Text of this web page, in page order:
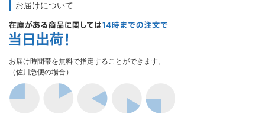
お届けについて
お届け時間帯を無料で指定することができます。
（佐川急便の場合）